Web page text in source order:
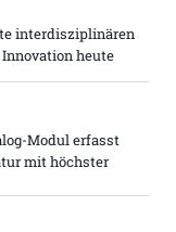
interdisziplinären
heute
Modul erfasst
mit höchster